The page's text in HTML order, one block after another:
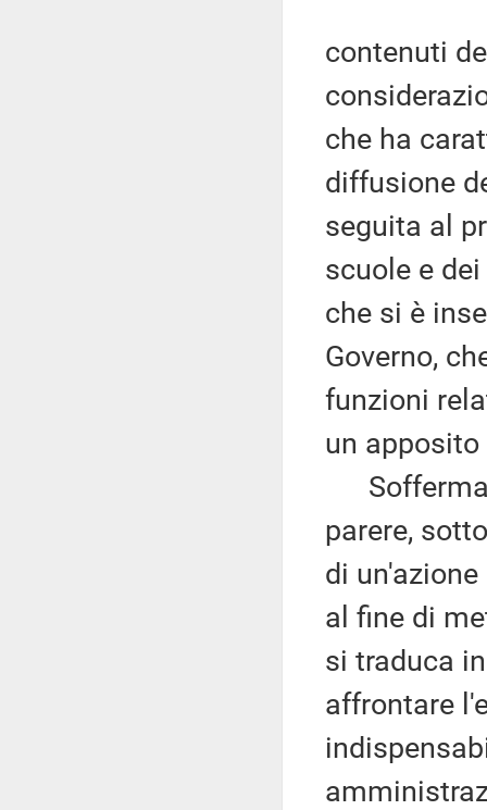
contenuti
che ha
diffusione
seguita al
scuole e
che si è
Governo,
funzioni
un
parere,
di
al fine di
si traduca
affrontare